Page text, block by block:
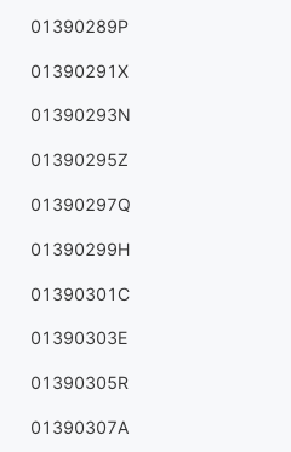
01390289P
01390291X
01390293N
01390295Z
01390297Q
01390299H
01390301C
01390303E
01390305R
01390307A